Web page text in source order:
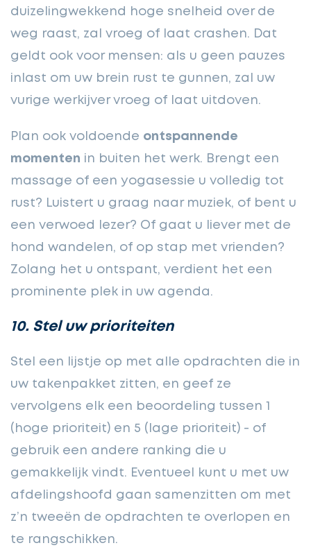
duizelingwekkend hoge snelheid over de
weg raast, zal vroeg of laat crashen. Dat
geldt ook voor mensen: als u geen pauzes
inlast om uw brein rust te gunnen, zal uw
vurige werkijver vroeg of laat uitdoven.
Plan ook voldoende ontspannende
momenten in buiten het werk. Brengt een
massage of een yogasessie u volledig tot
rust? Luistert u graag naar muziek, of bent u
een verwoed lezer? Of gaat u liever met de
hond wandelen, of op stap met vrienden?
Zolang het u ontspant, verdient het een
prominente plek in uw agenda.
10. Stel uw prioriteiten
Stel een lijstje op met alle opdrachten die in
uw takenpakket zitten, en geef ze
vervolgens elk een beoordeling tussen 1
(hoge prioriteit) en 5 (lage prioriteit) - of
gebruik een andere ranking die u
gemakkelijk vindt. Eventueel kunt u met uw
afdelingshoofd gaan samenzitten om met
z’n tweeën de opdrachten te overlopen en
te rangschikken.